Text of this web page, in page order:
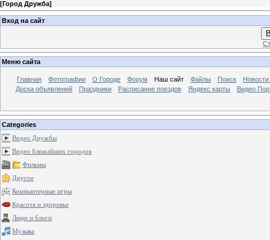
[Город Дружба]
Вход на сайт
Меню сайта
Главная Фотографии О Городе Форум Наш сайт Файлы Поиск
Доска объявлений
Праздники Расписание поездов Яндекс карты Видео
Categories
Видео Дружбы
Видео ближайших городов
Фильмы
Другое
Компьютерные игры
Красота и здоровье
Люди и блоги
Музыка